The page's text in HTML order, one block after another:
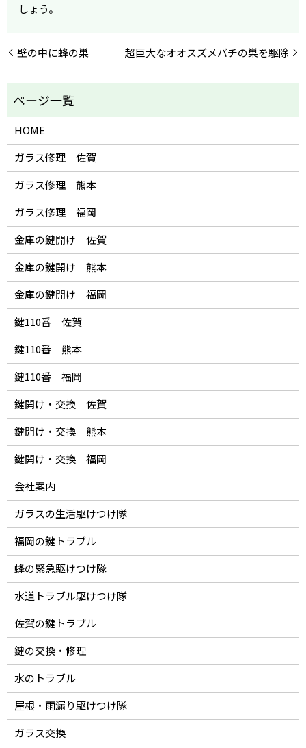
しょう。
壁の中に蜂の巣 超巨大なオオスズメバチの巣を駆除
HOME
ガラス修理 佐賀
ガラス修理 熊本
ガラス修理 福岡
金庫の鍵開け 佐賀
金庫の鍵開け 熊本
金庫の鍵開け 福岡
鍵110番 佐賀
鍵110番 熊本
鍵110番 福岡
鍵開け・交換 佐賀
鍵開け・交換 熊本
鍵開け・交換 福岡
会社案内
ガラスの生活駆けつけ隊
福岡の鍵トラブル
蜂の緊急駆けつけ隊
水道トラブル駆けつけ隊
佐賀の鍵トラブル
鍵の交換・修理
水のトラブル
屋根・雨漏り駆けつけ隊
ガラス交換